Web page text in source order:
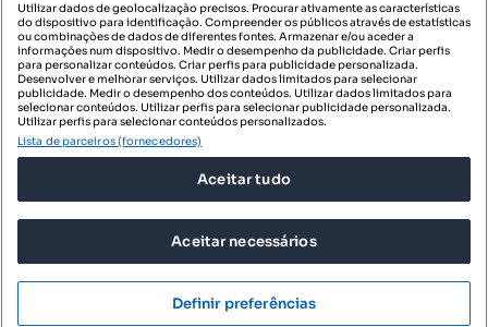
SIGA-NOS:
DESCARREGAR NA:
© 2026 Imovirtual.com, OLX Portugal, S.A.
TERMOS DE UTILIZAÇÃO
POLÍTICA DE PRIVACIDADE
Utilizar dados de geolocalização precisos. Procurar ativamente as características
do dispositivo para identificação. Compreender os públicos através de estatísticas
ou combinações de dados de diferentes fontes. Armazenar e/ou aceder a
informações num dispositivo. Medir o desempenho da publicidade. Criar perfis
para personalizar conteúdos. Criar perfis para publicidade personalizada.
Desenvolver e melhorar serviços. Utilizar dados limitados para selecionar
publicidade. Medir o desempenho dos conteúdos. Utilizar dados limitados para
selecionar conteúdos. Utilizar perfis para selecionar publicidade personalizada.
Utilizar perfis para selecionar conteúdos personalizados.
Lista de parceiros (fornecedores)
Aceitar tudo
Aceitar necessários
Definir preferências